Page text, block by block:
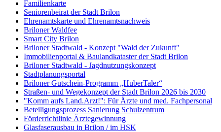
Familienkarte
Seniorenbeirat der Stadt Brilon
Ehrenamtskarte und Ehrenamtsnachweis
Briloner Waldfee
Smart City Brilon
Briloner Stadtwald - Konzept "Wald der Zukunft"
Immobilienportal & Baulandkataster der Stadt Brilon
Briloner Stadtwald - Jagdnutzungskonzept
Stadtplanungsportal
Briloner Gutschein-Programm „HuberTaler“
Straßen- und Wegekonzept der Stadt Brilon 2026 bis 2030
"Komm aufs Land.Arzt!": Für Ärzte und med. Fachpersonal
Beteiligungsprozess Sanierung Schulzentrum
Förderrichtlinie Ärztegewinnung
Glasfaserausbau in Brilon / im HSK